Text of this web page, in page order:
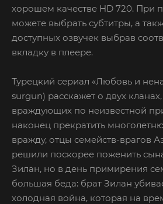
хорошем качестве HD 720. При
можете выбрать субтитры, а
доступных озвучек выбрав
вкладку в плеере.
Турецкий сериал «Любовь и
surgun) расскажет о двух
враждующих по неизвестной
наконец прекратить
вражду, отцы семейств-врагов
решили поскорее поженить
Зилан, но в день примирения
большая беда: брат Зилан
холодная война, которая на